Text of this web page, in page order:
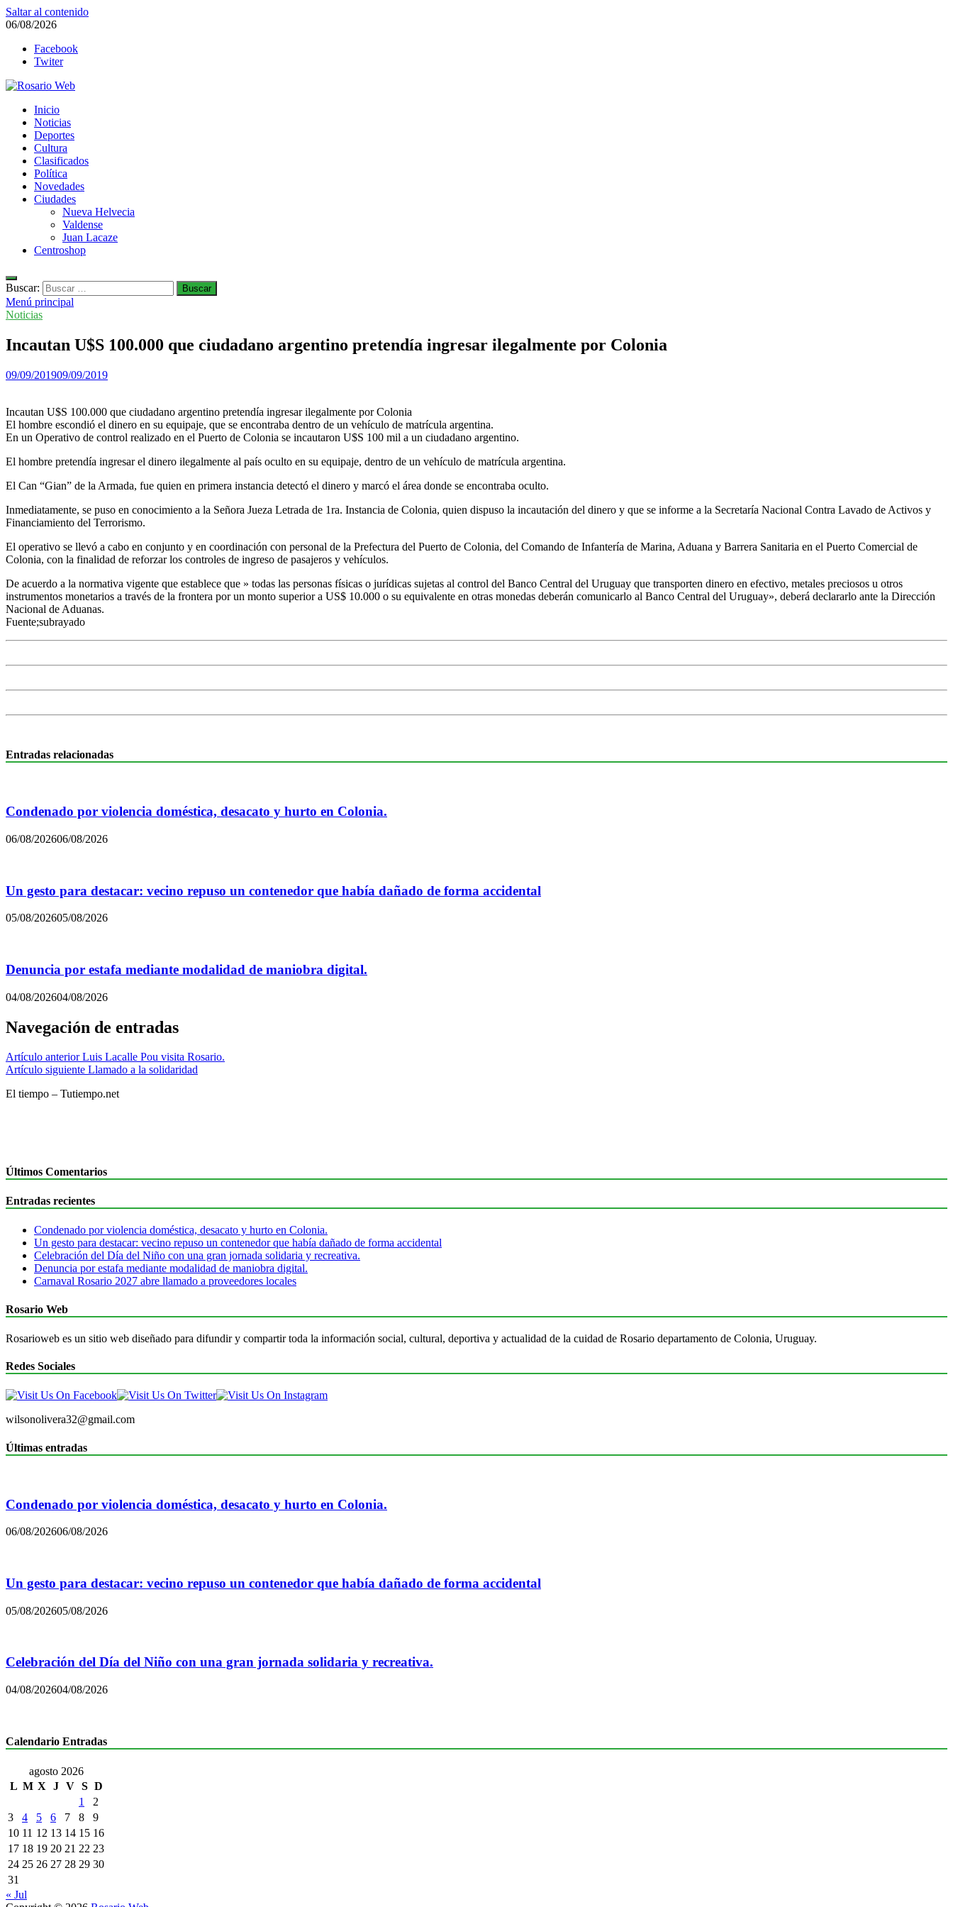
Saltar al contenido
06/08/2026
Facebook
Twiter
Rosario Web
Todas la noticias de Rosario y la zona
Inicio
Noticias
Deportes
Cultura
Clasificados
Política
Novedades
Ciudades
Nueva Helvecia
Valdense
Juan Lacaze
Centroshop
Buscar:
Menú principal
Noticias
Incautan U$S 100.000 que ciudadano argentino pretendía ingresar ilegalmente por Colonia
09/09/201909/09/2019
Incautan U$S 100.000 que ciudadano argentino pretendía ingresar ilegalmente por Colonia
El hombre escondió el dinero en su equipaje, que se encontraba dentro de un vehículo de matrícula argentina.
En un Operativo de control realizado en el Puerto de Colonia se incautaron U$S 100 mil a un ciudadano argentino.
El hombre pretendía ingresar el dinero ilegalmente al país oculto en su equipaje, dentro de un vehículo de matrícula argentina.
El Can “Gian” de la Armada, fue quien en primera instancia detectó el dinero y marcó el área donde se encontraba oculto.
Inmediatamente, se puso en conocimiento a la Señora Jueza Letrada de 1ra. Instancia de Colonia, quien dispuso la incautación del dinero y que se informe a la Secretaría Nacional Contra Lavado de Activos y
Financiamiento del Terrorismo.
El operativo se llevó a cabo en conjunto y en coordinación con personal de la Prefectura del Puerto de Colonia, del Comando de Infantería de Marina, Aduana y Barrera Sanitaria en el Puerto Comercial de
Colonia, con la finalidad de reforzar los controles de ingreso de pasajeros y vehículos.
De acuerdo a la normativa vigente que establece que » todas las personas físicas o jurídicas sujetas al control del Banco Central del Uruguay que transporten dinero en efectivo, metales preciosos u otros
instrumentos monetarios a través de la frontera por un monto superior a US$ 10.000 o su equivalente en otras monedas deberán comunicarlo al Banco Central del Uruguay», deberá declararlo ante la Dirección
Nacional de Aduanas.
Fuente;subrayado
Entradas relacionadas
Condenado por violencia doméstica, desacato y hurto en Colonia.
06/08/202606/08/2026
Un gesto para destacar: vecino repuso un contenedor que había dañado de forma accidental
05/08/202605/08/2026
Denuncia por estafa mediante modalidad de maniobra digital.
04/08/202604/08/2026
Navegación de entradas
Artículo anterior Luis Lacalle Pou visita Rosario.
Artículo siguiente Llamado a la solidaridad
El tiempo – Tutiempo.net
Últimos Comentarios
Entradas recientes
Condenado por violencia doméstica, desacato y hurto en Colonia.
Un gesto para destacar: vecino repuso un contenedor que había dañado de forma accidental
Celebración del Día del Niño con una gran jornada solidaria y recreativa.
Denuncia por estafa mediante modalidad de maniobra digital.
Carnaval Rosario 2027 abre llamado a proveedores locales
Rosario Web
Rosarioweb es un sitio web diseñado para difundir y compartir toda la información social, cultural, deportiva y actualidad de la cuidad de Rosario departamento de Colonia, Uruguay.
Redes Sociales
wilsonolivera32@gmail.com
Últimas entradas
Condenado por violencia doméstica, desacato y hurto en Colonia.
06/08/202606/08/2026
Un gesto para destacar: vecino repuso un contenedor que había dañado de forma accidental
05/08/202605/08/2026
Celebración del Día del Niño con una gran jornada solidaria y recreativa.
04/08/202604/08/2026
Calendario Entradas
agosto 2026
L M X J V S D
1
2
3
4 5 6 7 8
9
10 11 12 13 14 15 16
17 18 19 20 21 22 23
24 25 26 27 28 29 30
31
« Jul